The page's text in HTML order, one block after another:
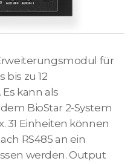
für
bis zu 12
kann als
BioStar 2-System
31 Einheiten können
RS485 an ein
werden. Output